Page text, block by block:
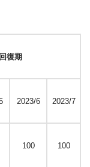
回復期
2023/6 2023/7
100 100